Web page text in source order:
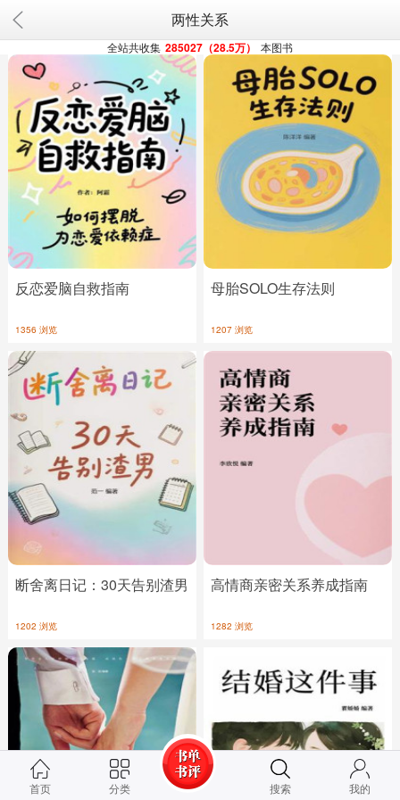
两性关系
全站共收集 285027（28.5万） 本图书
反恋爱脑自救指南
1356 浏览
母胎SOLO生存法则
1207 浏览
断舍离日记：30天告别渣男
1202 浏览
高情商亲密关系养成指南
1282 浏览
首页 分类 搜索 我的